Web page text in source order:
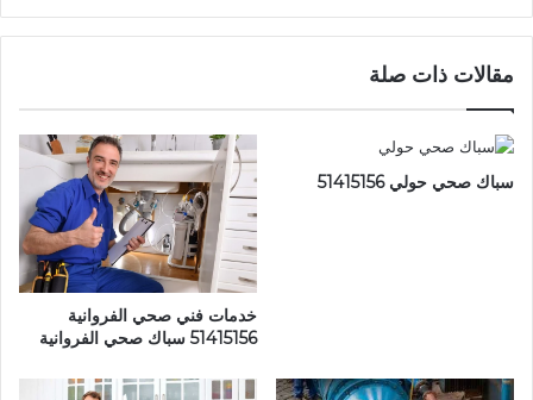
مقالات ذات صلة
سباك صحي حولي 51415156
خدمات فني صحي الفروانية
51415156 سباك صحي الفروانية